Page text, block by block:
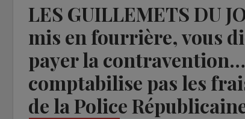
LES GUILLEMETS DU
mis en fourrière, vous
payer la
comptabilise pas les
de la Police